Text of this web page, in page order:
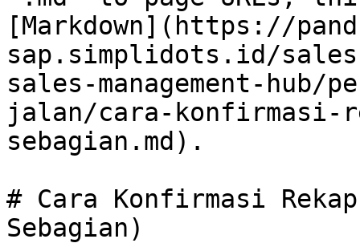
[Markdown](https://
sap.simplidots.id/
sales-management-hub/
jalan/cara-
sebagian.md).
# Cara Konfirmasi
Sebagian)